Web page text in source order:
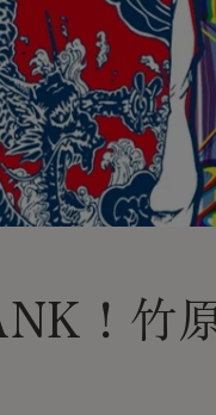
！竹